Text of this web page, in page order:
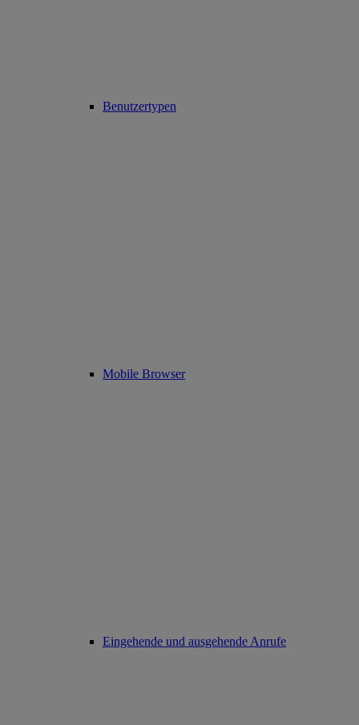
Benutzertypen
Mobile Browser
Eingehende und ausgehende Anrufe